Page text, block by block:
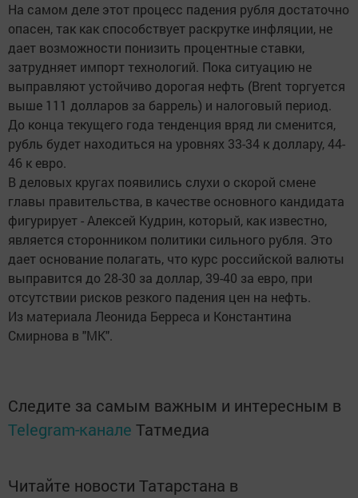
На самом деле этот процесс падения рубля достаточно
опасен, так как способствует раскрутке инфляции, не
дает возможности понизить процентные ставки,
затрудняет импорт технологий. Пока ситуацию не
выправляют устойчиво дорогая нефть (Brent торгуется
выше 111 долларов за баррель) и налоговый период.
До конца текущего года тенденция вряд ли сменится,
рубль будет находиться на уровнях 33-34 к доллару, 44-
46 к евро.
В деловых кругах появились слухи о скорой смене
главы правительства, в качестве основного кандидата
фигурирует - Алексей Кудрин, который, как известно,
является сторонником политики сильного рубля. Это
дает основание полагать, что курс российской валюты
выправится до 28-30 за доллар, 39-40 за евро, при
отсутствии рисков резкого падения цен на нефть.
Из материала Леонида Берреса и Константина
Смирнова в "МК".
Следите за самым важным и интересным в
Telegram-канале Татмедиа
Читайте новости Татарстана в